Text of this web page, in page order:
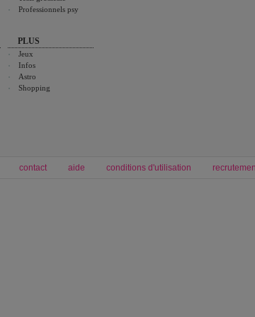
Professionnels psy
PLUS
Jeux
Infos
Astro
Shopping
contact aide conditions d'utilisation